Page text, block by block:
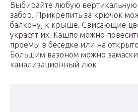
​Выбирайте любую вертикальную
забор. Прикрепить за крючок
балкону, к крыше. Свисающие
украсят их. Кашпо можно
проемы в беседке или на
Большим вазоном можно
канализационный люк